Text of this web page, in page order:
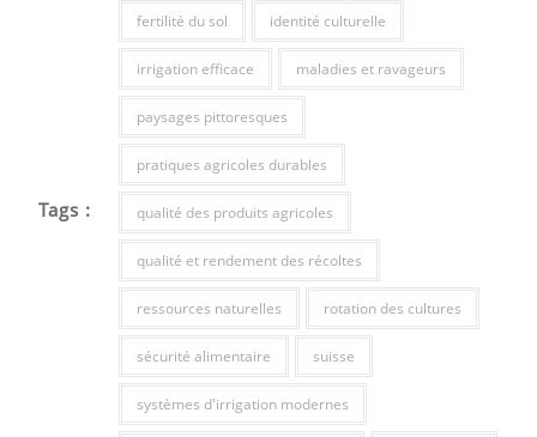
Tags :
fertilité du sol identité culturelle
irrigation efficace maladies et ravageurs
paysages pittoresques
pratiques agricoles durables
qualité des produits agricoles
qualité et rendement des récoltes
ressources naturelles rotation des cultures
sécurité alimentaire suisse
systèmes d'irrigation modernes